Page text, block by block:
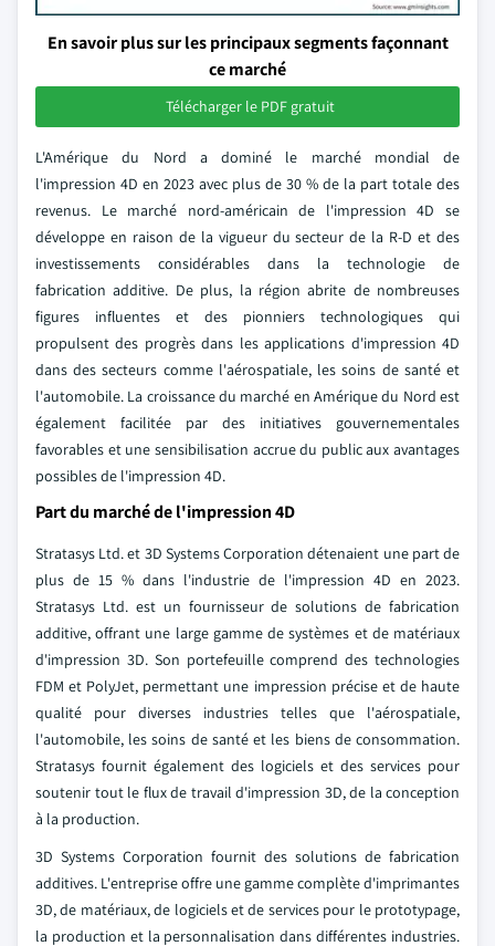
En savoir plus sur les principaux segments façonnant
ce marché
Télécharger le PDF gratuit
L'Amérique du Nord a dominé le marché mondial de
l'impression 4D en 2023 avec plus de 30 % de la part totale des
revenus. Le marché nord-américain de l'impression 4D se
développe en raison de la vigueur du secteur de la R-D et des
investissements considérables dans la technologie de
fabrication additive. De plus, la région abrite de nombreuses
figures influentes et des pionniers technologiques qui
propulsent des progrès dans les applications d'impression 4D
dans des secteurs comme l'aérospatiale, les soins de santé et
l'automobile. La croissance du marché en Amérique du Nord est
également facilitée par des initiatives gouvernementales
favorables et une sensibilisation accrue du public aux avantages
possibles de l'impression 4D.
Part du marché de l'impression 4D
Stratasys Ltd. et 3D Systems Corporation détenaient une part de
plus de 15 % dans l'industrie de l'impression 4D en 2023.
Stratasys Ltd. est un fournisseur de solutions de fabrication
additive, offrant une large gamme de systèmes et de matériaux
d'impression 3D. Son portefeuille comprend des technologies
FDM et PolyJet, permettant une impression précise et de haute
qualité pour diverses industries telles que l'aérospatiale,
l'automobile, les soins de santé et les biens de consommation.
Stratasys fournit également des logiciels et des services pour
soutenir tout le flux de travail d'impression 3D, de la conception
à la production.
3D Systems Corporation fournit des solutions de fabrication
additives. L'entreprise offre une gamme complète d'imprimantes
3D, de matériaux, de logiciels et de services pour le prototypage,
la production et la personnalisation dans différentes industries.